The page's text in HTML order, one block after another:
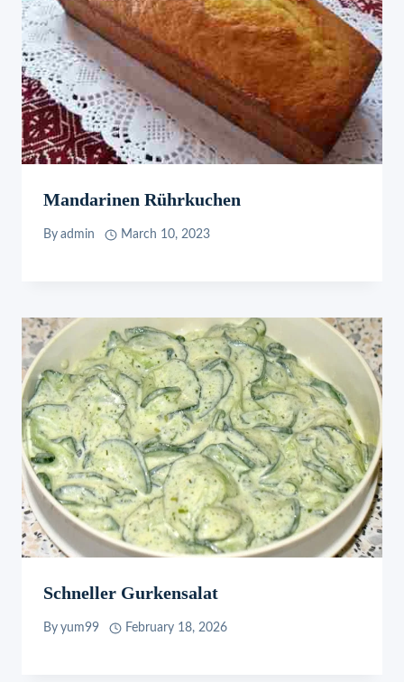
Mandarinen Rührkuchen
By admin March 10, 2023
Schneller Gurkensalat
By yum99 February 18, 2026